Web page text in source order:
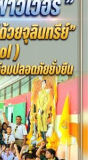
สิง
หา
วัน
รพี“
อุดมคติ
นัก
กฎหมาย
ภาย
ใต้
วิกฤติ
ศรัทธา